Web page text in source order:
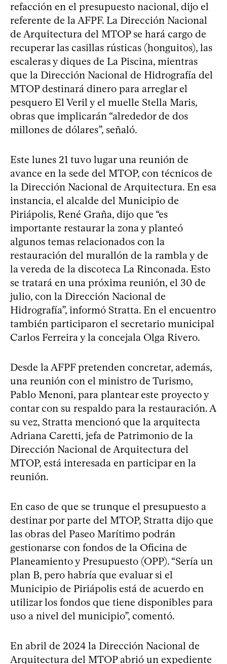
refacción en el presupuesto nacional, dijo el
referente de la AFPF. La Dirección Nacional
de Arquitectura del MTOP se hará cargo de
recuperar las casillas rústicas (honguitos), las
escaleras y diques de La Piscina, mientras
que la Dirección Nacional de Hidrografía del
MTOP destinará dinero para arreglar el
pesquero El Veril y el muelle Stella Maris,
obras que implicarán “alrededor de dos
millones de dólares”, señaló.
Este lunes 21 tuvo lugar una reunión de
avance en la sede del MTOP, con técnicos de
la Dirección Nacional de Arquitectura. En esa
instancia, el alcalde del Municipio de
Piriápolis, René Graña, dijo que “es
importante restaurar la zona y planteó
algunos temas relacionados con la
restauración del murallón de la rambla y de
la vereda de la discoteca La Rinconada. Esto
se tratará en una próxima reunión, el 30 de
julio, con la Dirección Nacional de
Hidrografía”, informó Stratta. En el encuentro
también participaron el secretario municipal
Carlos Ferreira y la concejala Olga Rivero.
Desde la AFPF pretenden concretar, además,
una reunión con el ministro de Turismo,
Pablo Menoni, para plantear este proyecto y
contar con su respaldo para la restauración. A
su vez, Stratta mencionó que la arquitecta
Adriana Caretti, jefa de Patrimonio de la
Dirección Nacional de Arquitectura del
MTOP, está interesada en participar en la
reunión.
En caso de que se trunque el presupuesto a
destinar por parte del MTOP, Stratta dijo que
las obras del Paseo Marítimo podrán
gestionarse con fondos de la Oficina de
Planeamiento y Presupuesto (OPP). “Sería un
plan B, pero habría que evaluar si el
Municipio de Piriápolis está de acuerdo en
utilizar los fondos que tiene disponibles para
uso a nivel del municipio”, comentó.
En abril de 2024 la Dirección Nacional de
Arquitectura del MTOP abrió un expediente